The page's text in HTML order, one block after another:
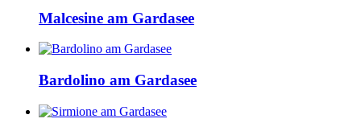
Malcesine am Gardasee
Bardolino am Gardasee